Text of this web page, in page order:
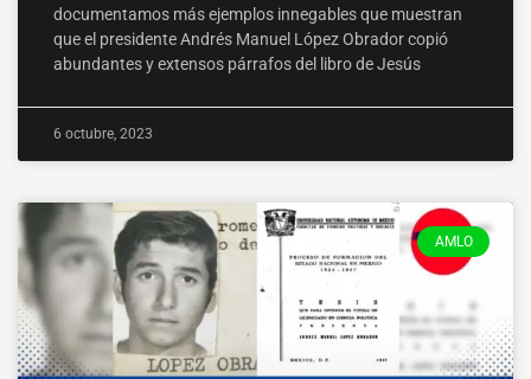
documentamos más ejemplos innegables que muestran
que el presidente Andrés Manuel López Obrador copió
abundantes y extensos párrafos del libro de Jesús
6 octubre, 2023
AMLO